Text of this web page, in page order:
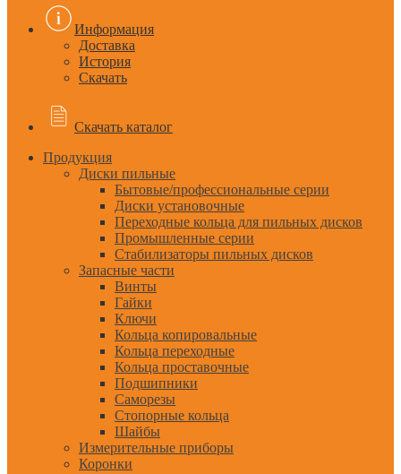
Информация
Доставка
История
Скачать
Скачать каталог
Продукция
Диски пильные
Бытовые/профессиональные серии
Диски установочные
Переходные кольца для пильных дисков
Промышленные серии
Стабилизаторы пильных дисков
Запасные части
Винты
Гайки
Ключи
Кольца копировальные
Кольца переходные
Кольца проставочные
Подшипники
Саморезы
Стопорные кольца
Шайбы
Измерительные приборы
Коронки